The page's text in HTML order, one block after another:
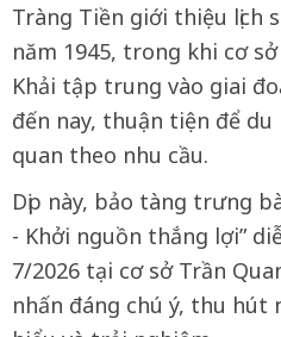
Tràng Tiền giới thiệu lịch
năm 1945, trong khi cơ
Khải tập trung vào giai
đến nay, thuận tiện để
quan theo nhu cầu.
Dịp này, bảo tàng trưng
- Khởi nguồn thắng lợi”
7/2026 tại cơ sở Trần
nhấn đáng chú ý, thu hút